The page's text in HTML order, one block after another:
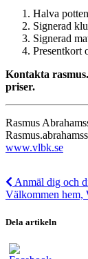
Halva
Signerad
Signerad
Presentkort
Kontakta
priser.
Rasmus
www.vlbk.se
Anmäl dig och
Välkommen hem,
Dela artikeln